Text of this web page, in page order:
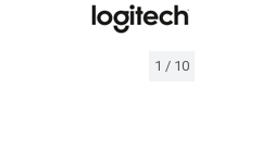
1 / 10